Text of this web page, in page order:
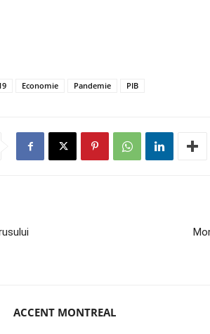
Economie Pandemie PIB
ACCENT MONTREAL